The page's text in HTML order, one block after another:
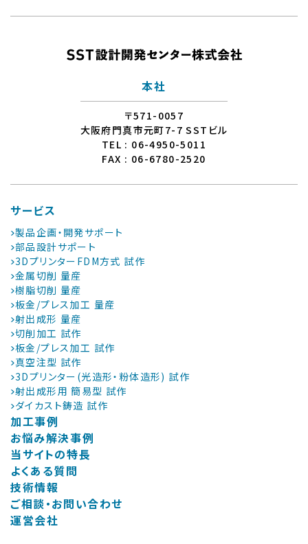
本社
〒571-0057
大阪府門真市元町7-7 SSTビル
TEL : 06-4950-5011
FAX : 06-6780-2520
サービス
製品企画・開発サポート
部品設計サポート
3DプリンターFDM方式 試作
金属切削 量産
樹脂切削 量産
板金/プレス加工 量産
射出成形 量産
切削加工 試作
板金/プレス加工 試作
真空注型 試作
3Dプリンター(光造形・粉体造形) 試作
射出成形用 簡易型 試作
ダイカスト鋳造 試作
加工事例
お悩み解決事例
当サイトの特長
よくある質問
技術情報
ご相談・お問い合わせ
運営会社